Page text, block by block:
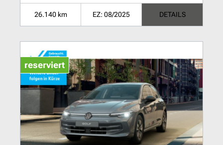
26.140 km EZ: 08/2025 DETAILS
reserviert